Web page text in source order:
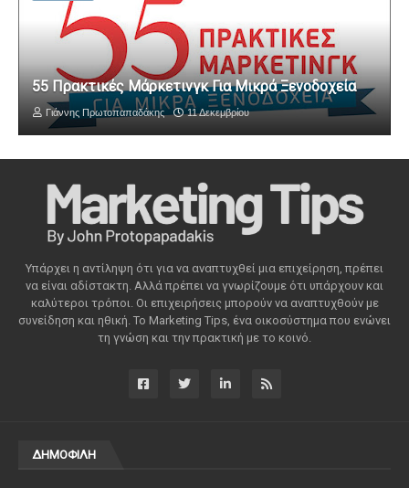
55 Πρακτικές Μάρκετινγκ Για Μικρά Ξενοδοχεία
Γιάννης Πρωτοπαπαδάκης 11 Δεκεμβρίου
Υπάρχει η αντίληψη ότι για να αναπτυχθεί μια επιχείρηση, πρέπει
να είναι αδίστακτη. Αλλά πρέπει να γνωρίζουμε ότι υπάρχουν και
καλύτεροι τρόποι. Οι επιχειρήσεις μπορούν να αναπτυχθούν με
συνείδηση ​​και ηθική. Το Marketing Tips, ένα οικοσύστημα που ενώνει
τη γνώση και την πρακτική με το κοινό.
ΔΗΜΟΦΙΛΗ